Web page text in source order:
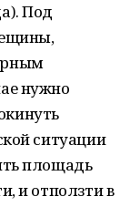
Под
нужно
ситуации
площадь
и отползти в